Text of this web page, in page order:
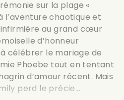
sur la plage «
l’aventure chaotique et
infirmière au grand cœur
d’honneur
célébrer le mariage de
Phoebe tout en tentant
d’amour récent. Mais
perd le précie...